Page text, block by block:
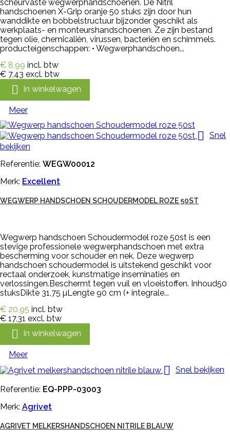
scheurvaste wegwerphandschoenen. De Nitril
handschoenen X-Grip oranje 50 stuks zijn door hun
wanddikte en bobbelstructuur bijzonder geschikt als
werkplaats- en monteurshandschoenen. Ze zijn bestand
tegen olie, chemicaliën, virussen, bacteriën en schimmels.
producteigenschappen: • Wegwerphandschoen...
€ 8,99 incl. btw
€ 7,43 excl. btw
 In winkelwagen
Meer
 Snel
bekijken
Referentie: WEGW00012
Merk: Excellent
WEGWERP HANDSCHOEN SCHOUDERMODEL ROZE 50ST
Wegwerp handschoen Schoudermodel roze 50st is een
stevige professionele wegwerphandschoen met extra
bescherming voor schouder en nek. Deze wegwerp
handschoen schoudermodel is uitstekend geschikt voor
rectaal onderzoek, kunstmatige inseminaties en
verlossingen.Beschermt tegen vuil en vloeistoffen. Inhoud50
stuksDikte 31,75 µLengte 90 cm (+ integrale...
€ 20,95 incl. btw
€ 17,31 excl. btw
 In winkelwagen
Meer
 Snel bekijken
Referentie: EQ-PPP-03003
Merk: Agrivet
AGRIVET MELKERSHANDSCHOEN NITRILE BLAUW